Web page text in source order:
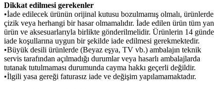
Dikkat edilmesi gerekenler
•İade edilecek ürünün orijinal kutusu bozulmamış olmalı, ürünlerde
çizik veya herhangi bir hasar olmamalıdır. İade edilen ürün tüm yan
ürün ve aksesuarlarıyla birlikte gönderilmelidir. Ürünlerin 14 günde
iade koşullarına uygun bir şekilde iade edilmesi gerekmektedir.
•Büyük desili ürünlerde (Beyaz eşya, TV vb.) ambalajın teknik
servis tarafından açılmadığı durumlar veya hasarlı ambalajlarda
tutanak tutulmaması durumunda cayma hakkı geçerli değildir.
•İlgili yasa gereği faturasız iade ve değişim yapılamamaktadır.